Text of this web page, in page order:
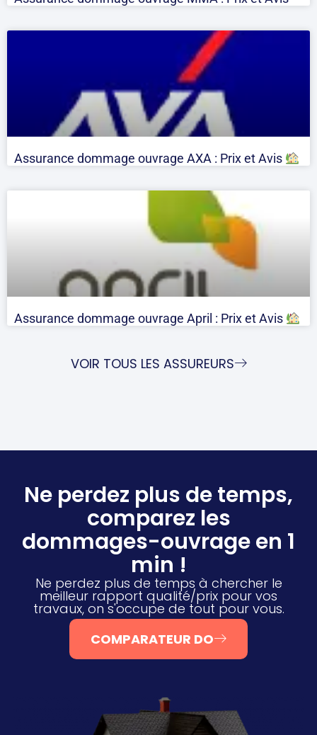
Assurance dommage ouvrage AXA : Prix et Avis
Assurance dommage ouvrage April : Prix et Avis
VOIR TOUS LES ASSUREURS
Ne perdez plus de temps,
comparez les
dommages-ouvrage en 1
min !
Ne perdez plus de temps à chercher le
meilleur rapport qualité/prix pour vos
travaux, on s'occupe de tout pour vous.
COMPARATEUR DO